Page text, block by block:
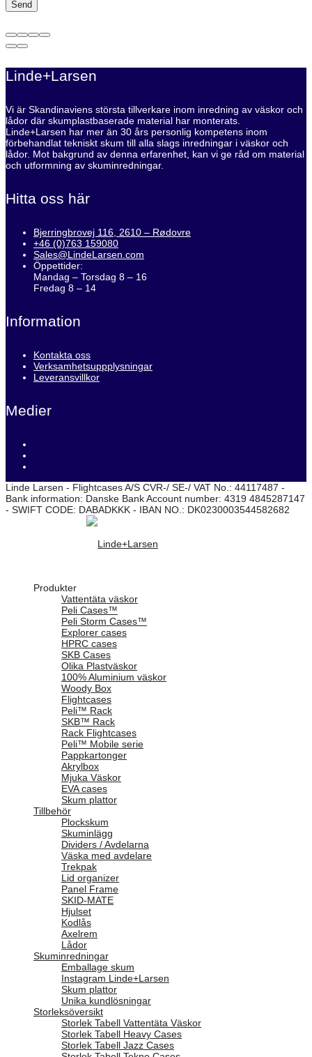
Linde+Larsen
Vi är Skandinaviens största tillverkare inom inredning av väskor och
lådor där skumplastbaserade material har monterats.
Linde+Larsen har mer än 30 års personlig kompetens inom
förbehandlat tekniskt skum till alla slags inredningar i väskor och
lådor. Mot bakgrund av denna erfarenhet, kan vi ge råd om material
och utformning av skuminredningar.
Hitta oss här
Bjerringbrovej 116, 2610 – Rødovre
+46 (0)763 159080
Sales@LindeLarsen.com
Öppettider:
Mandag – Torsdag 8 – 16
Fredag 8 – 14
Information
Kontakta oss
Verksamhetsuppplysningar
Leveransvillkor
Medier
Linde Larsen - Flightcases A/S CVR-/ SE-/ VAT No.: 44117487 -
Bank information: Danske Bank Account number: 4319 4845287147
- SWIFT CODE: DABADKKK - IBAN NO.: DK0230003544582682
Produkter
Vattentäta väskor
Peli Cases™
Peli Storm Cases™
Explorer cases
HPRC cases
SKB Cases
Olika Plastväskor
100% Aluminium väskor
Woody Box
Flightcases
Peli™ Rack
SKB™ Rack
Rack Flightcases
Peli™ Mobile serie
Pappkartonger
Akrylbox
Mjuka Väskor
EVA cases
Skum plattor
Tillbehör
Plockskum
Skuminlägg
Dividers / Avdelarna
Väska med avdelare
Trekpak
Lid organizer
Panel Frame
SKID-MATE
Hjulset
Kodlås
Axelrem
Lådor
Skuminredningar
Emballage skum
Instagram Linde+Larsen
Skum plattor
Unika kundlösningar
Storleksöversikt
Storlek Tabell Vattentäta Väskor
Storlek Tabell Heavy Cases
Storlek Tabell Jazz Cases